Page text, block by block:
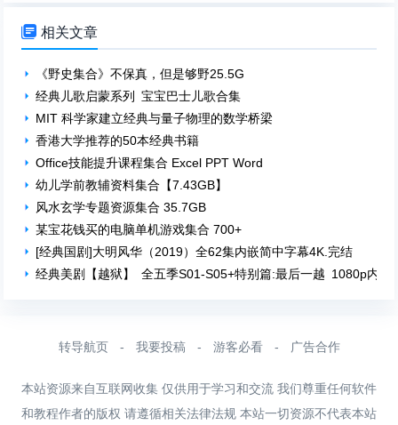
 相关文章
《野史集合》不保真，但是够野25.5G
经典儿歌启蒙系列 宝宝巴士儿歌合集
MIT 科学家建立经典与量子物理的数学桥梁
香港大学推荐的50本经典书籍
Office技能提升课程集合 Excel PPT Word
幼儿学前教辅资料集合【7.43GB】
风水玄学专题资源集合 35.7GB
某宝花钱买的电脑单机游戏集合 700+
[经典国剧]大明风华（2019）全62集内嵌简中字幕4K.完结
经典美剧【越狱】 全五季S01-S05+特别篇:最后一越 1080p内嵌
转导航页 - 我要投稿 - 游客必看 - 广告合作
本站资源来自互联网收集 仅供用于学习和交流 我们尊重任何软件
和教程作者的版权 请遵循相关法律法规 本站一切资源不代表本站